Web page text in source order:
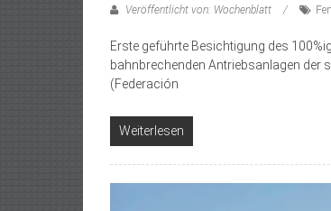
Veröffentlicht von: Wochenblatt
Erste geführte Besichtigung des
bahnbrechenden Antriebsanlagen der
(Federación
Weiterlesen